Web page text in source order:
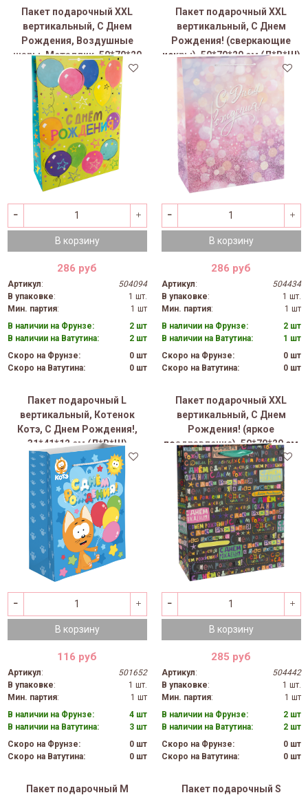
Пакет подарочный XXL
вертикальный, С Днем
Рождения, Воздушные
шары, Металлик, 50*70*20
см (Д*В*Ш)
В корзину
286 руб
Артикул:
504094
В упаковке:
1 шт.
Мин. партия:
1 шт
В наличии на Фрунзе:
2 шт
В наличии на Ватутина:
2 шт
Скоро на Фрунзе:
0 шт
Скоро на Ватутина:
0 шт
Пакет подарочный XXL
вертикальный, С Днем
Рождения! (сверкающие
искры), 50*70*20 см (Д*В*Ш)
В корзину
286 руб
Артикул:
504434
В упаковке:
1 шт.
Мин. партия:
1 шт
В наличии на Фрунзе:
2 шт
В наличии на Ватутина:
1 шт
Скоро на Фрунзе:
0 шт
Скоро на Ватутина:
0 шт
Пакет подарочный L
вертикальный, Котенок
Котэ, С Днем Рождения!,
31*41*12 см (Д*В*Ш)
В корзину
116 руб
Артикул:
501652
В упаковке:
1 шт.
Мин. партия:
1 шт
В наличии на Фрунзе:
4 шт
В наличии на Ватутина:
3 шт
Скоро на Фрунзе:
0 шт
Скоро на Ватутина:
0 шт
Пакет подарочный XXL
вертикальный, С Днем
Рождения! (яркое
поздравление), 50*70*20 см
(Д*В*Ш)
В корзину
285 руб
Артикул:
504442
В упаковке:
1 шт.
Мин. партия:
1 шт
В наличии на Фрунзе:
2 шт
В наличии на Ватутина:
2 шт
Скоро на Фрунзе:
0 шт
Скоро на Ватутина:
0 шт
Пакет подарочный M Пакет подарочный S